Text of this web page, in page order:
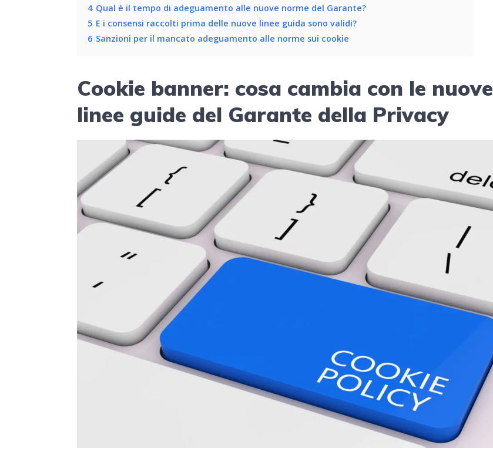
4 Qual è il tempo di adeguamento alle nuove norme del Garante?
5 E i consensi raccolti prima delle nuove linee guida sono validi?
6 Sanzioni per il mancato adeguamento alle norme sui cookie
Cookie banner: cosa cambia con le nuove
linee guide del Garante della Privacy